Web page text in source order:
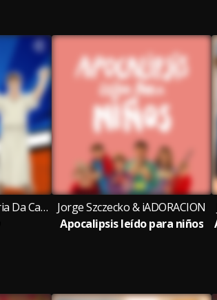
Jorge Szczecko feat. Aria Da Capo
Jorge Szczecko & iADORACION
Apocalipsis leído para niños